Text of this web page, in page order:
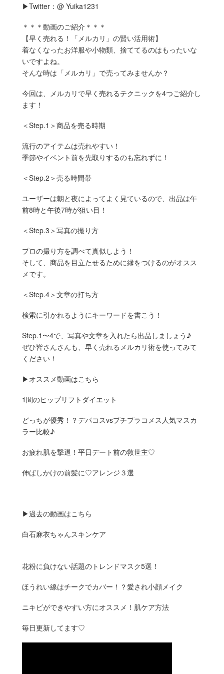
▶︎Twitter：@ Yuika1231
＊＊＊動画のご紹介＊＊＊
【早く売れる！「メルカリ」の賢い活用術】
着なくなったお洋服や小物類、捨ててるのはもったいな
いですよね。
そんな時は「メルカリ」で売ってみませんか？
今回は、メルカリで早く売れるテクニックを4つご紹介し
ます！
＜Step.1＞商品を売る時期
流行のアイテムは売れやすい！
季節やイベント前を先取りするのも忘れずに！
＜Step.2＞売る時間帯
ユーザーは朝と夜によってよく見ているので、出品は午
前8時と午後7時が狙い目！
＜Step.3＞写真の撮り方
プロの撮り方を調べて真似しよう！
そして、商品を目立たせるために縁をつけるのがオスス
メです。
＜Step.4＞文章の打ち方
検索に引かれるようにキーワードを書こう！
Step.1〜4で、写真や文章を入れたら出品しましょう♪
ぜひ皆さんさんも、早く売れるメルカリ術を使ってみて
ください！
▶︎オススメ動画はこちら
1間のヒップリフトダイエット
どっちが優秀！？デパコスvsプチプラコメス人気マスカ
ラー比較♪
お疲れ肌を撃退！平日デート前の救世主♡
伸ばしかけの前髪に♡アレンジ３選
▶︎過去の動画はこちら
白石麻衣ちゃんスキンケア
花粉に負けない話題のトレンドマスク5選！
ほうれい線はチークでカバー！？愛され小顔メイク
ニキビができやすい方にオススメ！肌ケア方法
毎日更新してます♡